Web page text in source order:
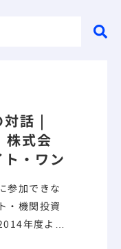
対話 |
式会
・ワン
参加できな
・機関投資
年度より